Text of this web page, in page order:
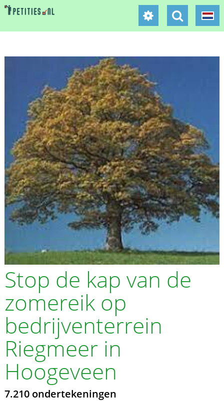
Stop de kap van de
zomereik op
bedrijventerrein
Riegmeer in
Hoogeveen
7.210 ondertekeningen